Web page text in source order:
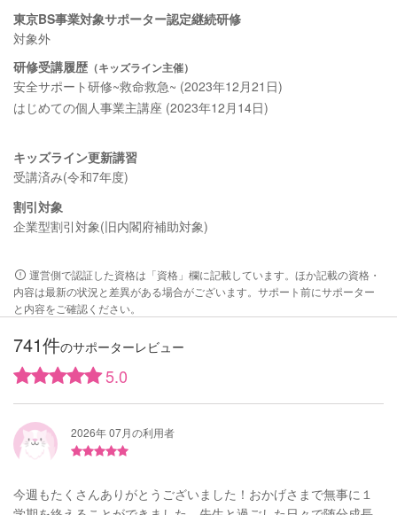
東京BS事業対象サポーター認定継続研修
対象外
研修受講履歴 （キッズライン主催）
安全サポート研修~救命救急~ (2023年12月21日)
はじめての個人事業主講座 (2023年12月14日)
キッズライン更新講習
受講済み(令和7年度)
割引対象
企業型割引対象(旧内閣府補助対象)
運営側で認証した資格は「資格」欄に記載しています。ほか記載の資格・
内容は最新の状況と差異がある場合がございます。サポート前にサポーター
と内容をご確認ください。
741件のサポーターレビュー
5.0
2026年 07月の利用者
今週もたくさんありがとうございました！おかげさまで無事に１